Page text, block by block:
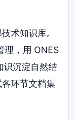
术知识库。
理，用 ONES
识沉淀自然结
环节文档集